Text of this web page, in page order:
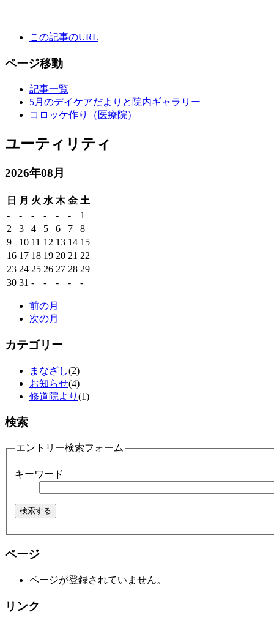
この記事のURL
ページ移動
記事一覧
5月のデイケアだよりと院内ギャラリー
コロッケ作り（医療院）
ユーティリティ
2026年08月
日 月 火 水 木 金 土
-
- - - - -
1
2
3 4 5 6 7
8
9
10 11 12 13 14 15
16 17 18 19 20 21 22
23 24 25 26 27 28 29
30 31 - - - - -
前の月
次の月
カテゴリー
まなざし(2)
お知らせ(4)
修道院より (1)
検索
エントリー検索フォーム
キーワード
ページ
ページが登録されていません。
リンク